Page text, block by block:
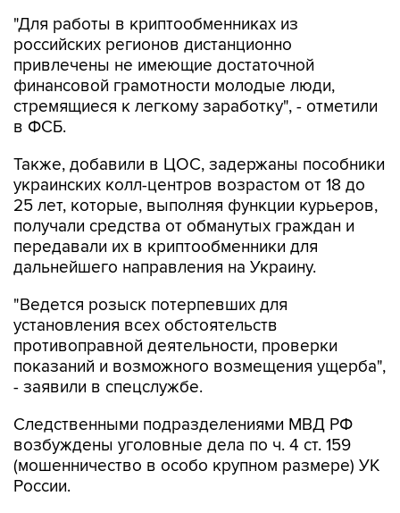
"Для работы в криптообменниках из
российских регионов дистанционно
привлечены не имеющие достаточной
финансовой грамотности молодые люди,
стремящиеся к легкому заработку", - отметили
в ФСБ.
Также, добавили в ЦОС, задержаны пособники
украинских колл-центров возрастом от 18 до
25 лет, которые, выполняя функции курьеров,
получали средства от обманутых граждан и
передавали их в криптообменники для
дальнейшего направления на Украину.
"Ведется розыск потерпевших для
установления всех обстоятельств
противоправной деятельности, проверки
показаний и возможного возмещения ущерба",
- заявили в спецслужбе.
Следственными подразделениями МВД РФ
возбуждены уголовные дела по ч. 4 ст. 159
(мошенничество в особо крупном размере) УК
России.